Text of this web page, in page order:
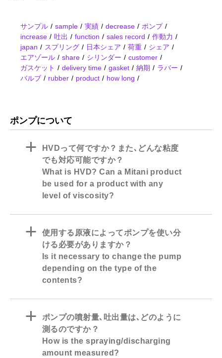
サンプル sample 実績 decrease
ポンプ
increase
吐出 function sales record
作動力
japan
スプリング 日本シェア 荷重
シェア
エアゾール
share シリンダー
customer
ガスケット
delivery time gasket 納期
ラバー
バルブ
rubber product how long
ポンプについて
a
HVDって何ですか？また､どんな粘度
でも対応可能ですか？
What is HVD? Can a Mitani product
be used for a product with any
level of viscosity?
a
使用する原液によってポンプを使い分
ける必要がありますか？
Is it necessary to change the pump
depending on the type of the
contents?
a
ポンプの噴射量､吐出量は､どのように
測るのですか？
How is the spraying/discharging
amount measured?